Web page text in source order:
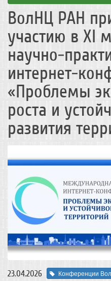
ВолНЦ РАН
участию в XI
научно-
интернет-
«Проблемы
роста и
развития
23.04.2026 Конференции